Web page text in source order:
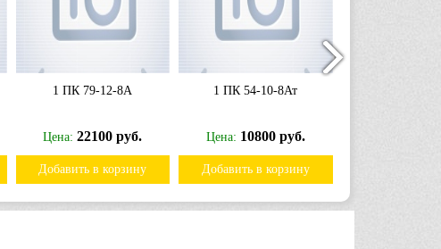
1 ПК 79-12-8А
Цена:22100 руб.
Добавить в корзину
1 ПК 54-10-8Ат
Цена: 10800 руб.
Добавить в корзину